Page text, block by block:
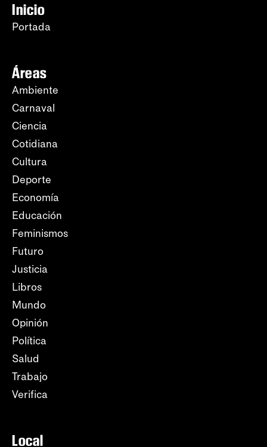
Inicio
Portada
Áreas
Ambiente
Carnaval
Ciencia
Cotidiana
Cultura
Deporte
Economía
Educación
Feminismos
Futuro
Justicia
Libros
Mundo
Opinión
Política
Salud
Trabajo
Verifica
Local